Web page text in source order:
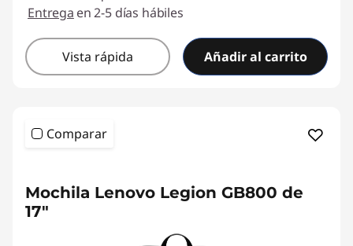
Entrega en 2-5 días hábiles
Vista rápida Añadir al carrito
Comparar
Mochila Lenovo Legion GB800 de
17"